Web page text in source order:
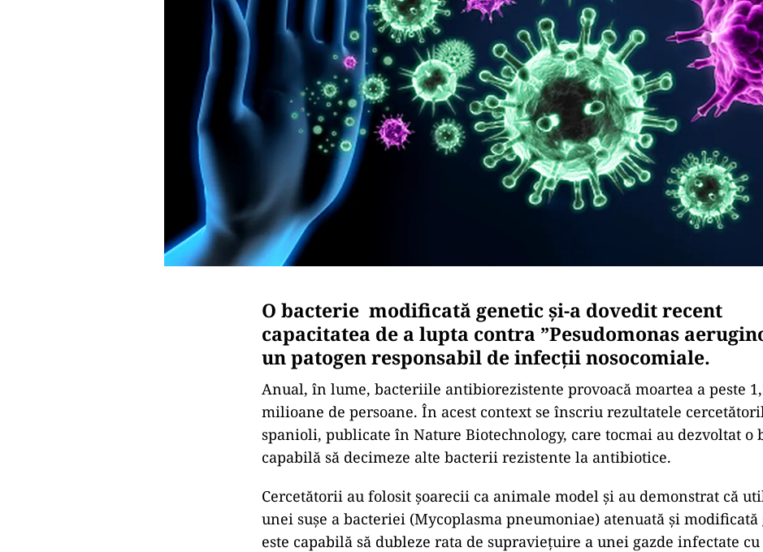
O bacterie modificată genetic și-a dovedit recent
capacitatea de a lupta contra ”Pesudomonas
un patogen responsabil de infecții nosocomiale.
Anual, în lume, bacteriile antibiorezistente provoacă moartea a peste
milioane de persoane. În acest context se înscriu rezultatele
spanioli, publicate în Nature Biotechnology, care tocmai au dezvoltat o
capabilă să decimeze alte bacterii rezistente la antibiotice.
Cercetătorii au folosit șoarecii ca animale model și au demonstrat că
unei sușe a bacteriei (Mycoplasma pneumoniae) atenuată și modificată
este capabilă să dubleze rata de supraviețuire a unei gazde infectate cu